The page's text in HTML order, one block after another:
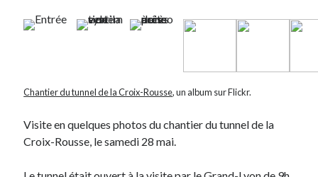
Entretien ménager dans
T’as vu quoi ? #52
JFdans
C’était pas mieux avant… à Lyon
personnelle
Commentaires récents
Entretien ménagerdansT’as vu quoi ? #52
Chantier du tunnel de la Croix-Rousse, un album sur Flickr.
Visite en quelques photos du chantier du tunnel de la
Croix-Rousse, le samedi 28 mai.